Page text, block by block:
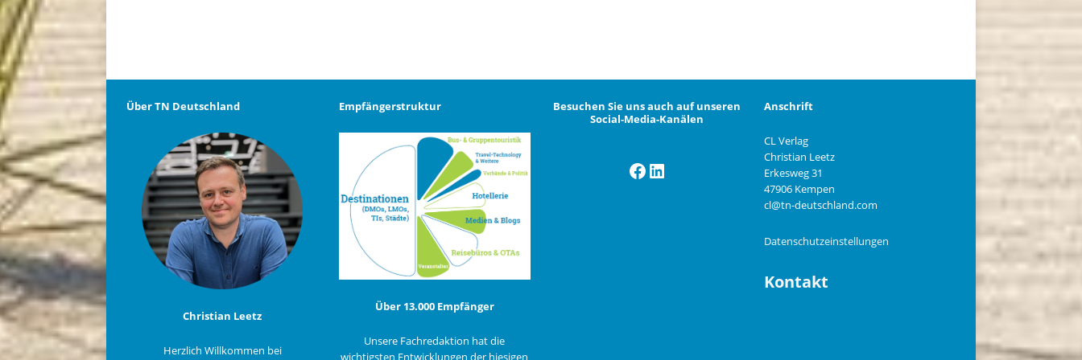
Über TN Deutschland
Christian Leetz
Herzlich Willkommen bei
Empfängerstruktur
Über 13.000 Empfänger
Unsere Fachredaktion hat die
wichtigsten Entwicklungen der hiesigen
Besuchen Sie uns auch auf unseren
Social-Media-Kanälen
Facebook
LinkedIn
Anschrift
CL Verlag
Christian Leetz
Erkesweg 31
47906 Kempen
cl@tn-deutschland.com
Datenschutzeinstellungen
Kontakt